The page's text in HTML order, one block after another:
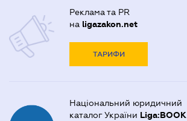
Реклама та PR
на ligazakon.net
ТАРИФИ
Національний юридичний
каталог України Liga:BOOK